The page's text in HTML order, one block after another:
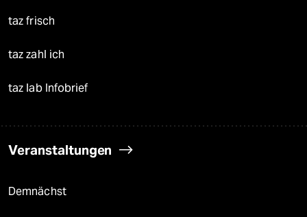
taz frisch
taz zahl ich
taz lab Infobrief
Veranstaltungen
Demnächst